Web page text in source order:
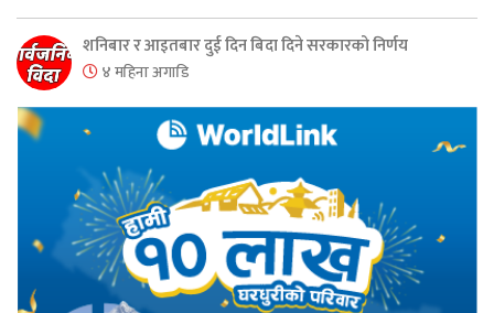
शनिबार र आइतबार दुई दिन बिदा दिने सरकारको निर्णय
४ महिना अगाडि